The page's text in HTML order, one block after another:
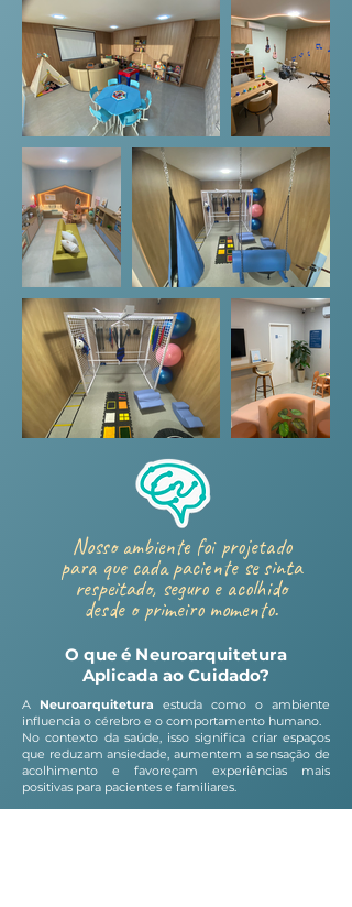
Nosso ambiente foi projetado
para que cada paciente se sinta
respeitado, seguro e acolhido
desde o primeiro momento.
O que é Neuroarquitetura
Aplicada ao Cuidado?
A Neuroarquitetura estuda como o ambiente
influencia o cérebro e o comportamento humano.
No contexto da saúde, isso significa criar espaços
que reduzam ansiedade, aumentem a sensação de
acolhimento e favoreçam experiências mais
positivas para pacientes e familiares.